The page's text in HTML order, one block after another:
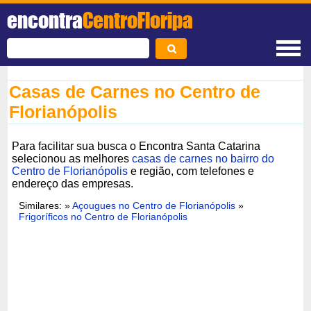
encontraCentroFloripa
Casas de Carnes no Centro de
Florianópolis
Para facilitar sua busca o Encontra Santa Catarina
selecionou as melhorescasas de carnes no bairro do
Centro de Florianópolis e região, com telefones e
endereço das empresas.
Similares: »Açougues no Centro de Florianópolis »
Frigoríficos no Centro de Florianópolis